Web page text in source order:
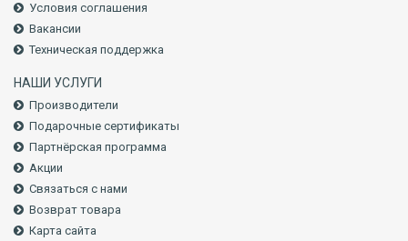
Условия соглашения
Вакансии
Техническая поддержка
НАШИ УСЛУГИ
Производители
Подарочные сертификаты
Партнёрская программа
Акции
Связаться с нами
Возврат товара
Карта сайта